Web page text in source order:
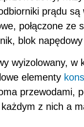
prądu
połączone ze
blok
wyizolowany, w
elementy
przewodami,
z nich a